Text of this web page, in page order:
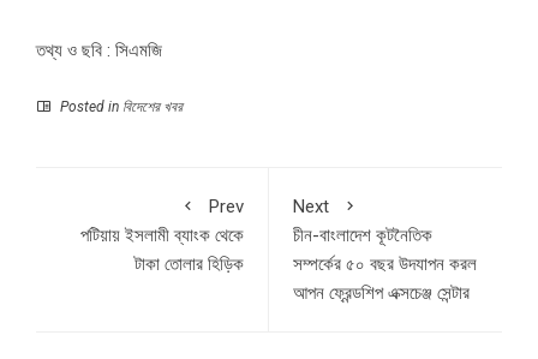
তথ্য ও ছবি : সিএমজি
Posted in বিদেশের খবর
Prev
পটিয়ায় ইসলামী ব্যাংক থেকে
টাকা তোলার হিড়িক
Next
চীন-বাংলাদেশ কূটনৈতিক
সম্পর্কের ৫০ বছর উদযাপন করল
আপন ফ্রেন্ডশিপ এক্সচেঞ্জ সেন্টার